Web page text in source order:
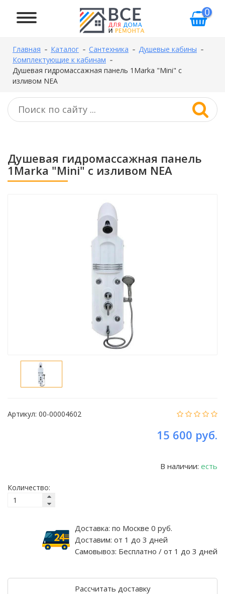
0
Главная Каталог Сантехника
Душевые кабины
Комплектующие к кабинам
Душевая гидромассажная панель 1Marka "Mini" с
изливом NEA
Душевая гидромассажная панель
1Marka "Mini" с изливом NEA
Артикул: 00-00004602
15 600 руб.
В наличии: есть
Количество:
Доставка: по Москве 0 руб.
Доставим: от 1 до 3 дней
Самовывоз: Бесплатно / от 1 до 3 дней
Рассчитать доставку